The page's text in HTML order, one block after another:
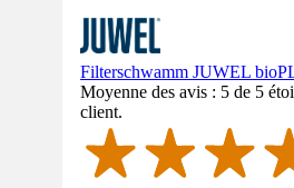
Filterschwamm JUWEL
Moyenne des avis : 5 de 5
client.